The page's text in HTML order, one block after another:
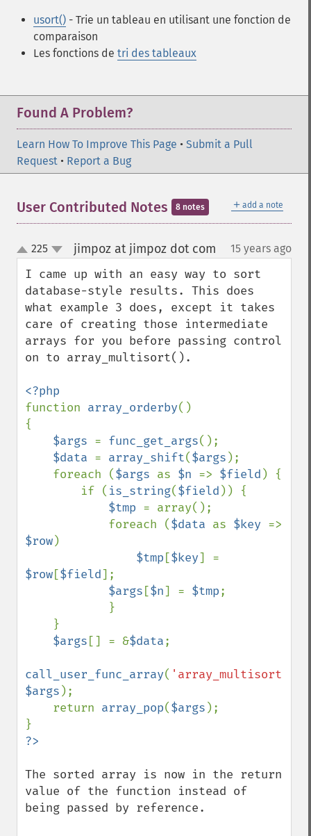
usort() - Trie un tableau en utilisant une fonction de
comparaison
Les fonctions de tri des tableaux
Found A Problem?
Learn How To Improve This Page • Submit a Pull
Request • Report a Bug
＋ add a note
User Contributed Notes 8 notes
up
down
225 jimpoz at jimpoz dot com 15 years ago
I came up with an easy way to sort
database-style results. This does
what example 3 does, except it takes
care of creating those intermediate
arrays for you before passing control
on to array_multisort().
function array_orderby()
{
$args = func_get_args();
$data = array_shift($args );
    foreach (
$args as $n => $field ) {
        if (
is_string($field )) {
$tmp = array();
            foreach (
$data as $key
$row)
$tmp [$key
$row[$field];
$args [$n] = $tmp;
$args [] = &$data;
call_user_func_array( 'array_multisort'
$args );
    return
array_pop($args );
The sorted array is now in the return
value of the function instead of
being passed by reference.